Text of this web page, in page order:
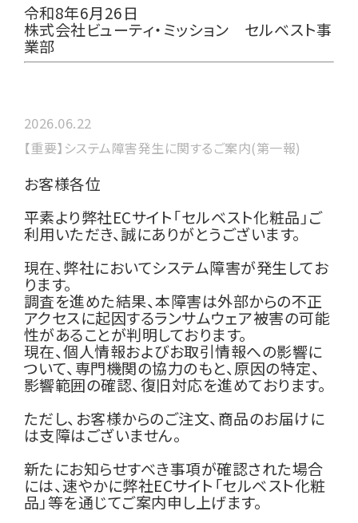
令和8年6月26日
株式会社ビューティ・ミッション セルベスト事
業部
2026.06.22
【重要】システム障害発生に関するご案内(第一報)
お客様各位
平素より弊社ECサイト「セルベスト化粧品」ご
利用いただき、誠にありがとうございます。
現在、弊社においてシステム障害が発生してお
ります。
調査を進めた結果、本障害は外部からの不正
アクセスに起因するランサムウェア被害の可能
性があることが判明しております。
現在、個人情報およびお取引情報への影響に
ついて、専門機関の協力のもと、原因の特定、
影響範囲の確認、復旧対応を進めております。
ただし、お客様からのご注文、商品のお届けに
は支障はございません。
新たにお知らせすべき事項が確認された場合
には、速やかに弊社ECサイト「セルベスト化粧
品」等を通じてご案内申し上げます。